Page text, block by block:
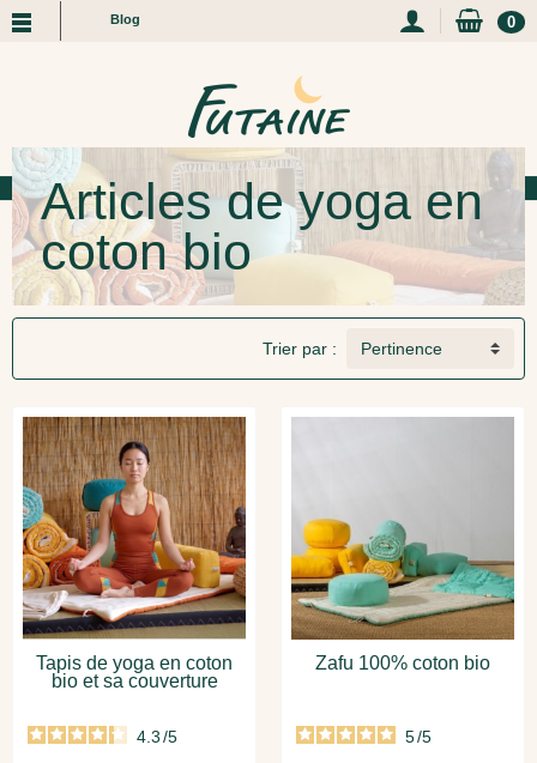
Blog 0
Articles de yoga en
coton bio
Trier par : Pertinence
Tapis de yoga en coton
bio et sa couverture
4.3
Zafu 100% coton bio
5